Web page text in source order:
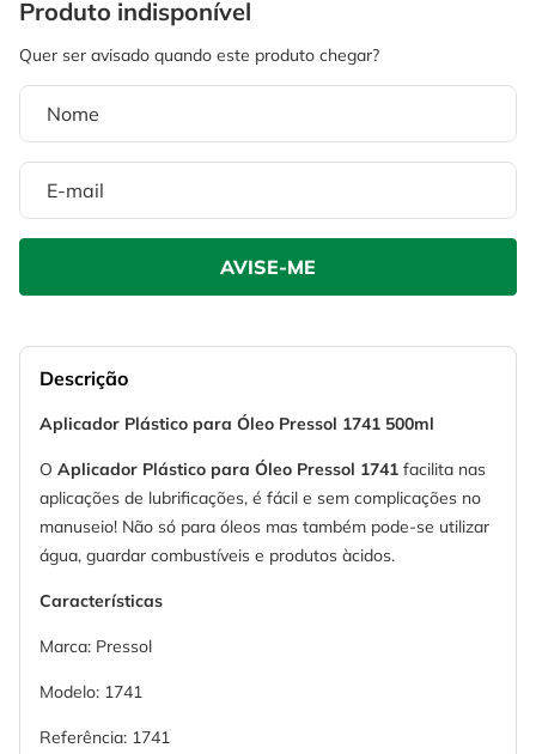
Descrição
Aplicador Plástico para Óleo Pressol 1741 500ml
O Aplicador Plástico para Óleo Pressol 1741 facilita nas
aplicações de lubrificações, é fácil e sem complicações no
manuseio! Não só para óleos mas também pode-se utilizar
água, guardar combustíveis e produtos àcidos.
Características
Marca: Pressol
Modelo: 1741
Referência: 1741
6º serra copo
7 º luva
8 º fio
10º
º escada
º serra circular
luva
fio
º lavadora alta pressão